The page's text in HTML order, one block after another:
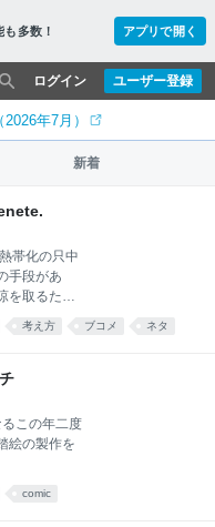
多数！ アプリで開く
ユーザー登録
ログイン
年7月）
新着
帯化の只中
手段があ
を取るため
夏文化の一
だれ、風
くらいで
う。以下は
るために一
定はやめて
あとの半日
するものに
考え方 ブコメ ネタ
この年二度
絵の製作を
comic